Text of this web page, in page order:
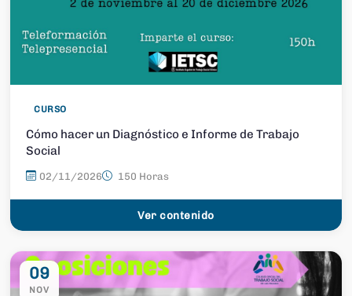
CURSO
Cómo hacer un Diagnóstico e Informe de Trabajo
Social
02/11/2026 150 Horas
Ver contenido
09
NOV